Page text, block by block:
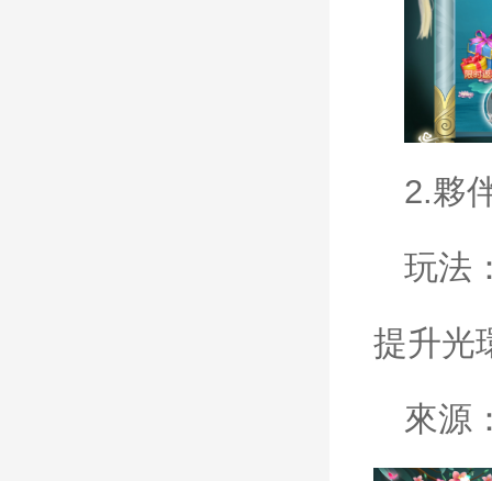
2.夥
玩法
提升光
來源